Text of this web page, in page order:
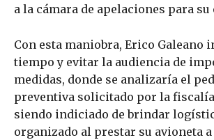
a la cámara de apelaciones para su
Con esta maniobra, Erico Galeano
tiempo y evitar la audiencia de
medidas, donde se analizaría el
preventiva solicitado por la
siendo indiciado de brindar
organizado al prestar su avioneta